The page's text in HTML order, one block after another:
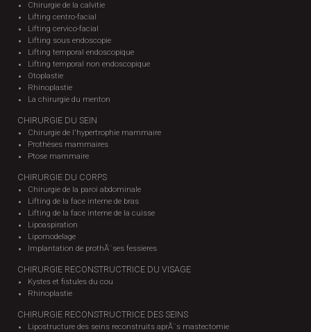
Chirurgie de la calvitie
Lifting centro-facial
Lifting cervico-facial
Lifting sous endoscopie
Lifting temporal endoscopique
Lifting temporal non endoscopique
Otoplastie
Rhinoplastie
La chirurgie du menton
CHIRURGIE DU SEIN
Chirurgie de l'hypertrophie mammaire
Prothèses mammaires
Ptose mammaire
CHIRURGIE DU CORPS
Chirurgie de la paroi abdominale
Lifting de la face interne de bras
Lifting de la face interne de la cuisse
Lipoaspiration
Lipomodelage
Implantation de prothÃ¨ses fessieres
CHIRURGIE RECONSTRUCTRICE DU VISAGE
Kystes et fistules du cou
Rhinoplastie
CHIRURGIE RECONSTRUCTRICE DES SEINS
Lipostructure des seins reconstruits aprÃ¨s mastectomie